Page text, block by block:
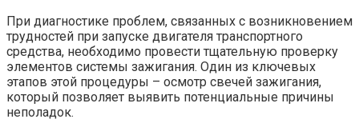
При диагностике проблем, связанных с возникновением
трудностей при запуске двигателя транспортного
средства, необходимо провести тщательную проверку
элементов системы зажигания. Один из ключевых
этапов этой процедуры – осмотр свечей зажигания,
который позволяет выявить потенциальные причины
неполадок.